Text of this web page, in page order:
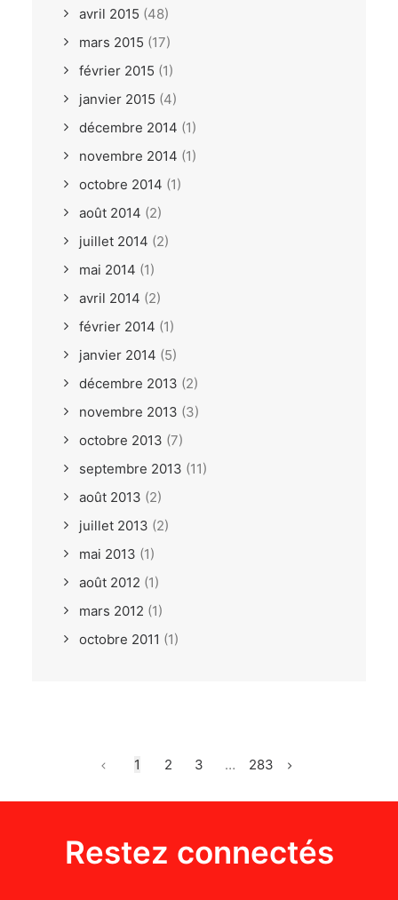
avril 2015 (48)
mars 2015 (17)
février 2015 (1)
janvier 2015 (4)
décembre 2014 (1)
novembre 2014 (1)
octobre 2014 (1)
août 2014 (2)
juillet 2014 (2)
mai 2014 (1)
avril 2014 (2)
février 2014 (1)
janvier 2014 (5)
décembre 2013 (2)
novembre 2013 (3)
octobre 2013 (7)
septembre 2013 (11)
août 2013 (2)
juillet 2013 (2)
mai 2013 (1)
août 2012 (1)
mars 2012 (1)
octobre 2011 (1)
1 2 3 … 283
Restez connectés